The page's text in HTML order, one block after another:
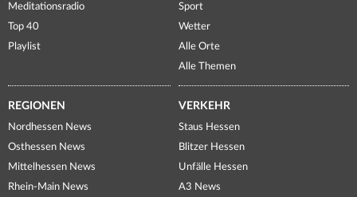
Meditationsradio
Top 40
Playlist
Sport
Wetter
Alle Orte
Alle Themen
REGIONEN
Nordhessen News
Osthessen News
Mittelhessen News
Rhein-Main News
VERKEHR
Staus Hessen
Blitzer Hessen
Unfälle Hessen
A3 News